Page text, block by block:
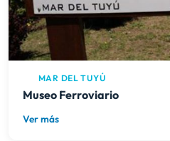
MAR DEL TUYÚ
Museo Ferroviario
Ver más